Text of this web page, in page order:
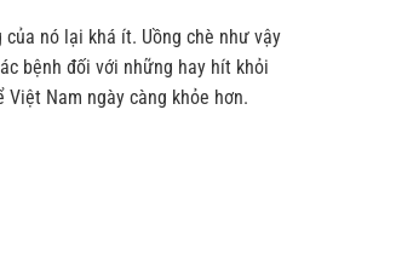
nó lại khá ít. Uồng chè như vậy
bệnh đối với những hay hít khỏi
Nam ngày càng khỏe hơn.